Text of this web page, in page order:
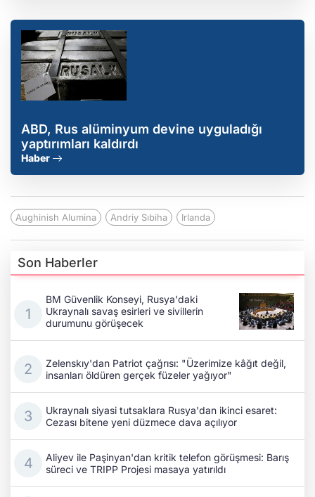
ABD, Rus alüminyum devine uyguladığı
yaptırımları kaldırdı
Haber
Aughinish Alumina Andriy Sıbiha Irlanda
Son Haberler
BM Güvenlik Konseyi, Rusya'daki
Ukraynalı savaş esirleri ve sivillerin
durumunu görüşecek
Zelenskıy'dan Patriot çağrısı: "Üzerimize kâğıt değil,
insanları öldüren gerçek füzeler yağıyor"
Ukraynalı siyasi tutsaklara Rusya'dan ikinci esaret:
Cezası bitene yeni düzmece dava açılıyor
Aliyev ile Paşinyan'dan kritik telefon görüşmesi: Barış
süreci ve TRIPP Projesi masaya yatırıldı